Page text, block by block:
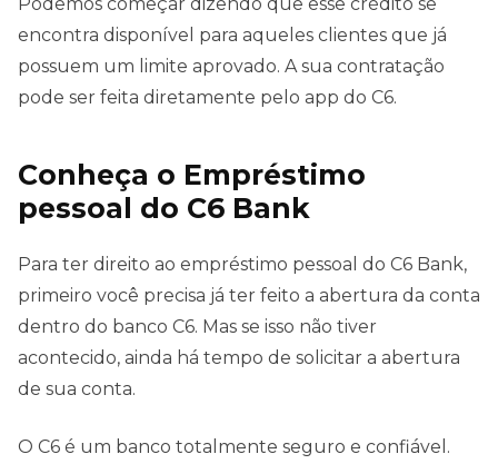
encontra disponível para aqueles clientes que já
possuem um limite aprovado. A sua contratação
pode ser feita diretamente pelo app do C6.
Conheça o Empréstimo
pessoal do C6 Bank
Para ter direito ao empréstimo pessoal do C6 Bank,
primeiro você precisa já ter feito a abertura da conta
dentro do banco C6. Mas se isso não tiver
acontecido, ainda há tempo de solicitar a abertura
de sua conta.
O C6 é um banco totalmente seguro e confiável.